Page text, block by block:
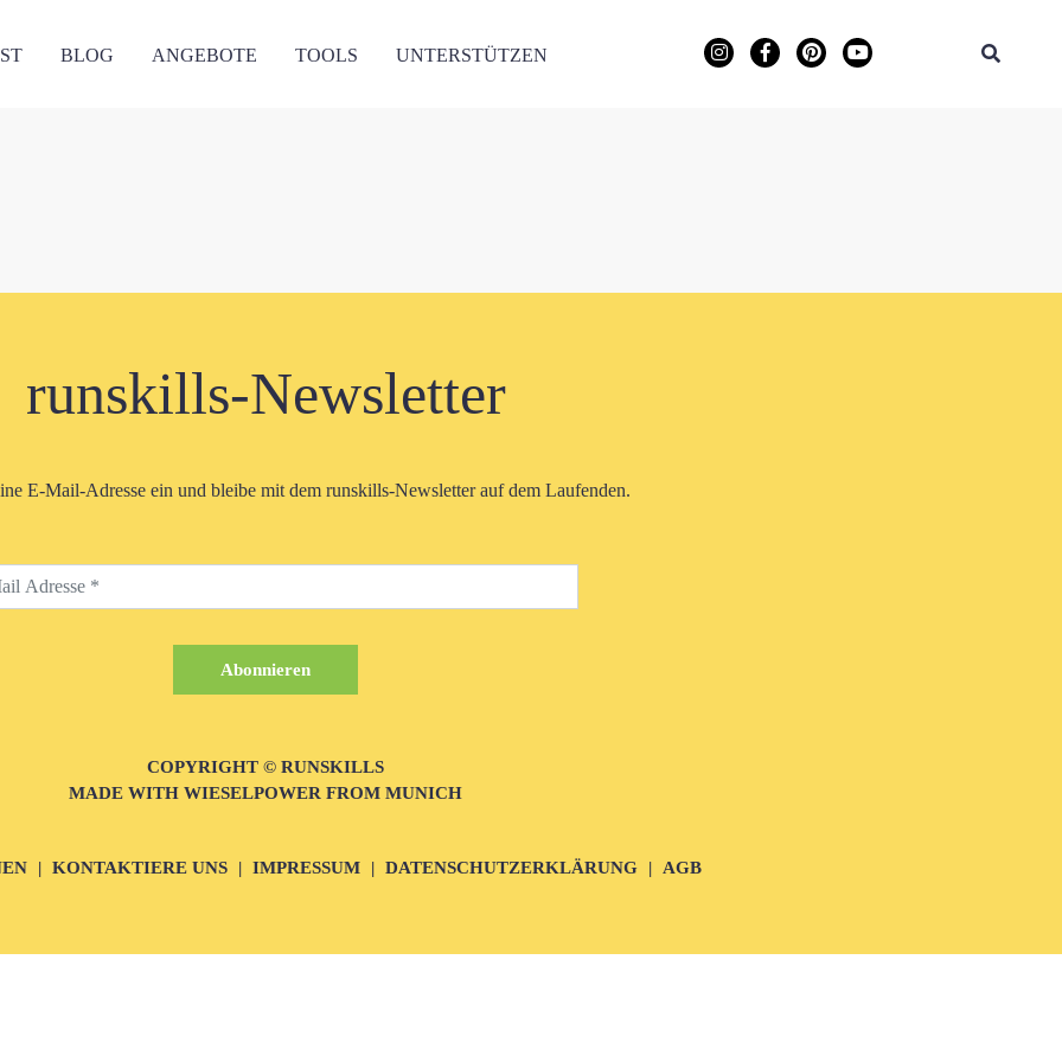
BLOG ANGEBOTE TOOLS UNTERSTÜTZEN
runskills-Newsletter
E-Mail-Adresse ein und bleibe mit dem runskills-Newsletter auf dem Laufenden.
COPYRIGHT © RUNSKILLS
MADE WITH WIESELPOWER FROM MUNICH
KONTAKTIERE UNS IMPRESSUM DATENSCHUTZERKLÄRUNG AGB